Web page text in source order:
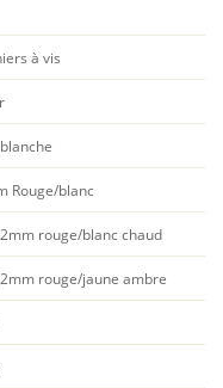
à vis
Rouge/blanc
rouge/blanc chaud
rouge/jaune ambre